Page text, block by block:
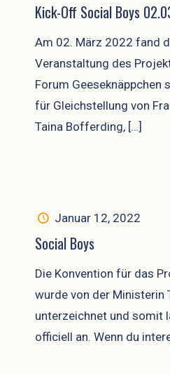
Kick-Off Social Boys
Am 02. März 2022 fand
Veranstaltung des
Forum Geeseknäppchen
für Gleichstellung von
Taina Bofferding,[…]
Januar 12, 2022
Social Boys
Die Konvention für das
wurde von der Ministerin
unterzeichnet und somit
officiell an. Wenn du